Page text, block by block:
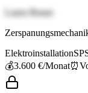
Laura Braun
Elektroinstallation
💰3.600 €/Monat⏰